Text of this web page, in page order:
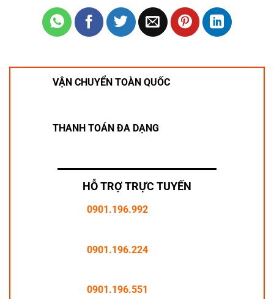
VẬN CHUYỂN TOÀN QUỐC
THANH TOÁN ĐA DẠNG
HỖ TRỢ TRỰC TUYẾN
0901.196.992
0901.196.224
0901.196.551